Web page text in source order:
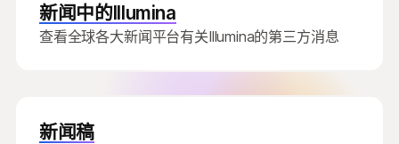
新闻中的Illumina
查看全球各大新闻平台有关Illumina的第三方消息
新闻稿